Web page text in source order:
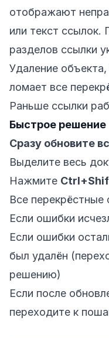
отображают
или текст ссылок.
разделов ссылки
Удаление
ломает все
Раньше ссылки
Быстрое решение
Сразу обновите
Выделите весь
Нажмите
Все перекрёстные
Если ошибки
Если ошибки
был удалён
решению)
Если после
переходите к